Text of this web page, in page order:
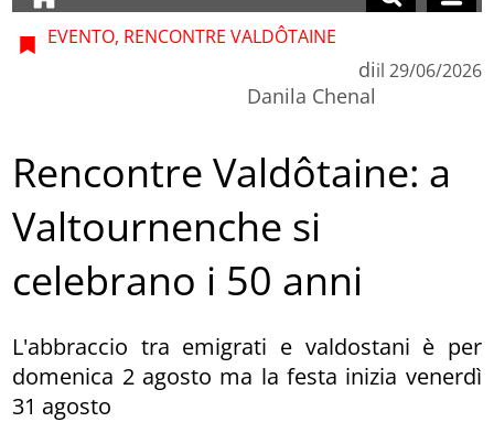
EVENTO, RENCONTRE VALDÔTAINE
di
Danila Chenal
il 29/06/2026
Rencontre Valdôtaine: a
Valtournenche si
celebrano i 50 anni
L'abbraccio tra emigrati e valdostani è per
domenica 2 agosto ma la festa inizia venerdì
31 agosto